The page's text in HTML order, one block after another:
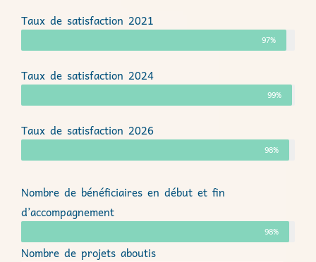
Taux de satisfaction 2021
97%
Taux de satisfaction 2024
99%
Taux de satisfaction 2026
98%
Nombre de bénéficiaires en début et fin
d’accompagnement
98%
Nombre de projets aboutis